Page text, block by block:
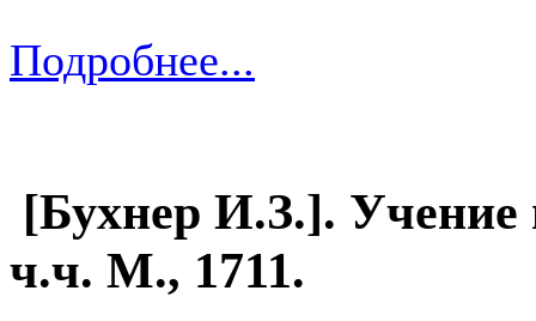
Подробнее...
[Бухнер И.З.]. Учение
ч.ч. М., 1711.